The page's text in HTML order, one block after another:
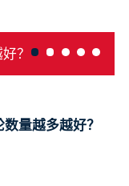
？
量越多越好？